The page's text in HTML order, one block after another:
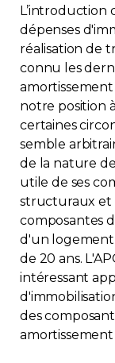
L’introduction
dépenses
réalisation de
connu les
amortissement
notre position
certaines
semble
de la nature
utile de ses
structuraux et
composantes
d'un logement
de 20 ans.
intéressant
des